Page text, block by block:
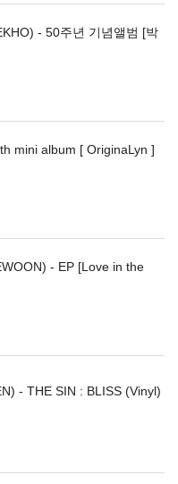
- 50주년 기념앨범 [박
mini album [ OriginaLyn ]
- EP [Love in the
- THE SIN : BLISS (Vinyl)